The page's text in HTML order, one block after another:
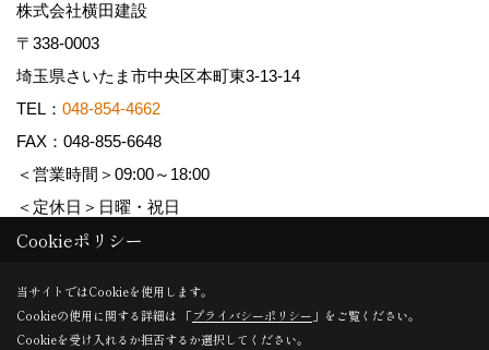
株式会社横田建設
〒338-0003
埼玉県さいたま市中央区本町東3-13-14
TEL： 048-854-4662
FAX：048-855-6648
＜営業時間＞09:00～18:00
＜定休日＞日曜・祝日
Copyright (c) YOKOTA Kensetsu Co.,Ltd. All Rights Reserved.
Produced byゴデスクリエイト
Cookieポリシー
当サイトではCookieを使用します。
Cookieの使用に関する詳細は 「プライバシーポリシー 」をご覧ください。
Cookieを受け入れるか拒否するか選択してください。